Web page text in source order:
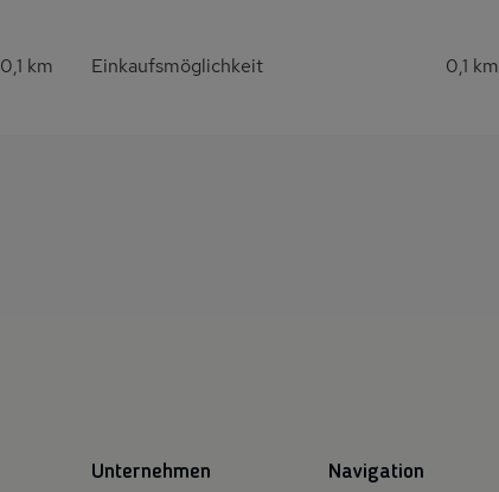
0,1 km Einkaufsmöglichkeit 0,1 km
Unternehmen Navigation